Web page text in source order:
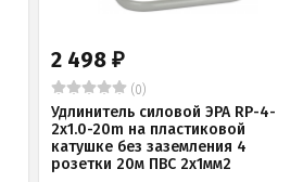
2 498 ₽
(0)
Удлинитель силовой ЭРА RP-4-
2x1.0-20m на пластиковой
катушке без заземления 4
розетки 20м ПВС 2х1мм2